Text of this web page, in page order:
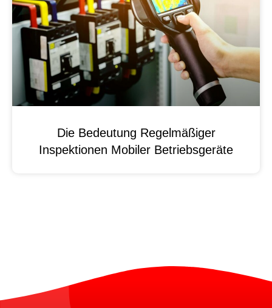
Die Bedeutung Regelmäßiger
Inspektionen Mobiler Betriebsgeräte